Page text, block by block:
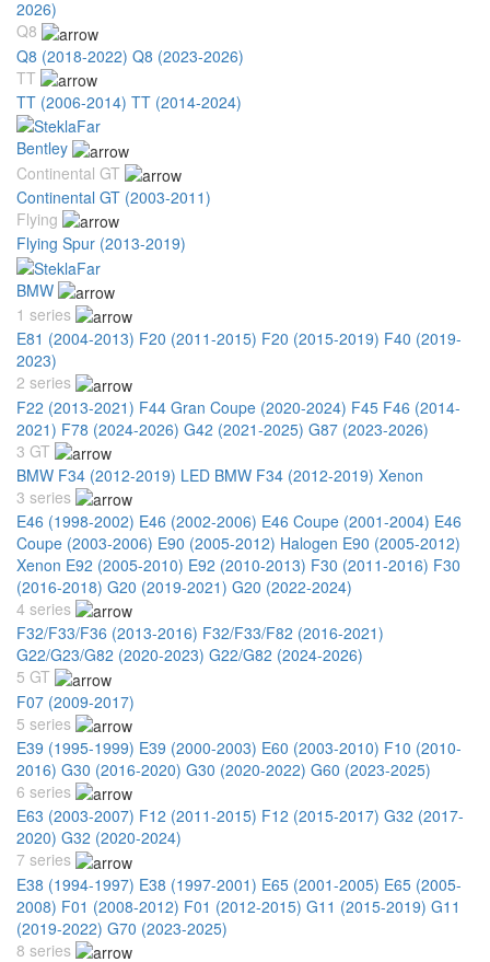
2026)
Q8
Q8 (2018-2022) Q8 (2023-2026)
TT
TT (2006-2014) TT (2014-2024)
Bentley
Continental GT
Continental GT (2003-2011)
Flying
Flying Spur (2013-2019)
BMW
1 series
E81 (2004-2013) F20 (2011-2015) F20 (2015-2019) F40 (2019-
2023)
2 series
F22 (2013-2021) F44 Gran Coupe (2020-2024) F45 F46 (2014-
2021) F78 (2024-2026) G42 (2021-2025) G87 (2023-2026)
3 GT
BMW F34 (2012-2019) LED BMW F34 (2012-2019) Xenon
3 series
E46 (1998-2002) E46 (2002-2006) E46 Coupe (2001-2004) E46
Coupe (2003-2006) E90 (2005-2012) Halogen E90 (2005-2012)
Xenon E92 (2005-2010) E92 (2010-2013) F30 (2011-2016) F30
(2016-2018) G20 (2019-2021) G20 (2022-2024)
4 series
F32/F33/F36 (2013-2016) F32/F33/F82 (2016-2021)
G22/G23/G82 (2020-2023) G22/G82 (2024-2026)
5 GT
F07 (2009-2017)
5 series
E39 (1995-1999) E39 (2000-2003) E60 (2003-2010) F10 (2010-
2016) G30 (2016-2020) G30 (2020-2022) G60 (2023-2025)
6 series
E63 (2003-2007) F12 (2011-2015) F12 (2015-2017) G32 (2017-
2020) G32 (2020-2024)
7 series
E38 (1994-1997) E38 (1997-2001) E65 (2001-2005) E65 (2005-
2008) F01 (2008-2012) F01 (2012-2015) G11 (2015-2019) G11
(2019-2022) G70 (2023-2025)
8 series